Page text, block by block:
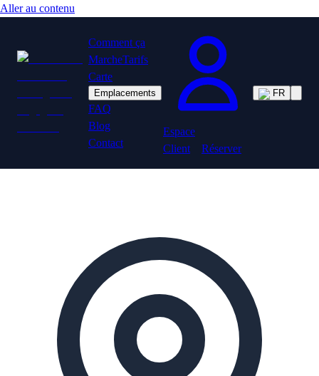
Aller au contenu
Comment ça
MarcheTarifs
Carte
Emplacements
FAQ
Blog
Contact
Espace
Client
Réserver
FR